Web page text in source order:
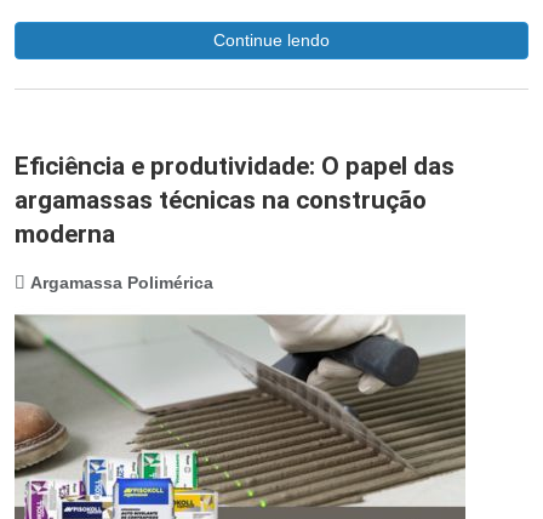
Continue lendo
Eficiência e produtividade: O papel das
argamassas técnicas na construção
moderna
Argamassa Polimérica